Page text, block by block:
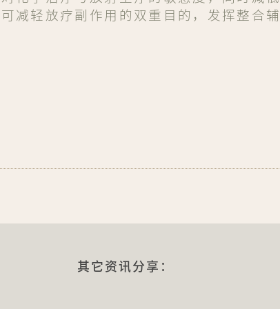
减轻放疗副作用的双重目的，发挥整合
其它资讯分享：